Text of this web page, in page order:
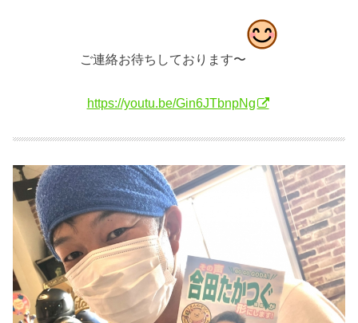
ご連絡お待ちしております〜
https://youtu.be/Gin6JTbnpNg